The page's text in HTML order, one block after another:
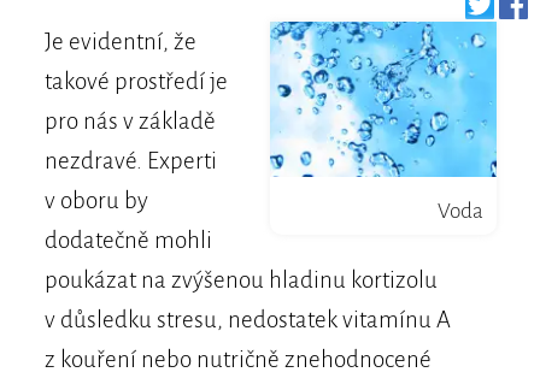
Voda
Je evidentní, že
takové prostředí je
pro nás v základě
nezdravé. Experti
v oboru by
dodatečně mohli
poukázat na zvýšenou hladinu kortizolu
v důsledku stresu, nedostatek vitamínu A
z kouření nebo nutričně znehodnocené